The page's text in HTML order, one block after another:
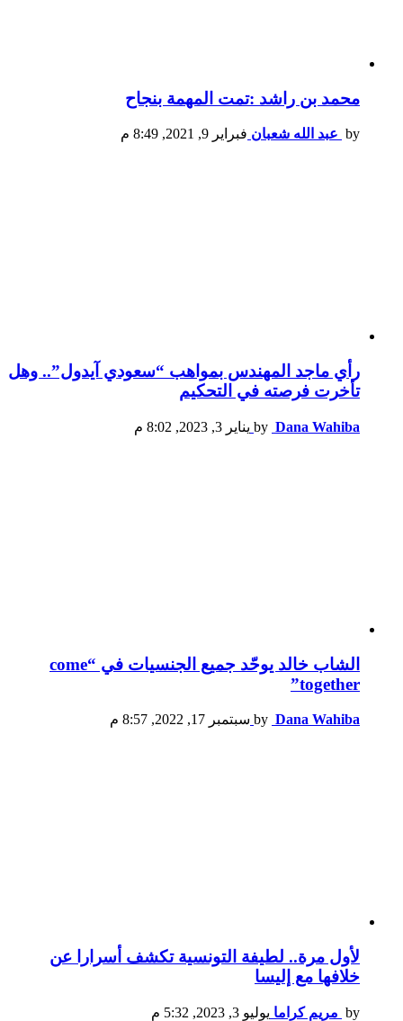
محمد بن راشد :تمت المهمة بنجاح
by عبد الله شعبان فبراير 9, 2021, 8:49 م
رأي ماجد المهندس بمواهب “سعودي آيدول”.. وهل
تأخرت فرصته في التحكيم
by Dana Wahiba يناير 3, 2023, 8:02 م
الشاب خالد يوحّد جميع الجنسيات في “come
together”
by Dana Wahiba سبتمبر 17, 2022, 8:57 م
لأول مرة.. لطيفة التونسية تكشف أسرارا عن
خلافها مع إليسا
by مريم كراما يوليو 3, 2023, 5:32 م